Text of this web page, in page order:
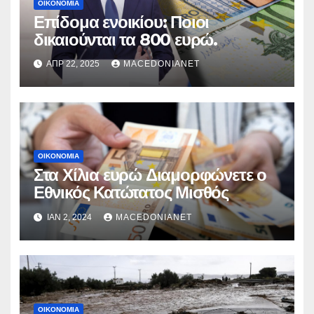
ΟΙΚΟΝΟΜΊΑ
Επίδομα ενοικίου: Ποιοι
δικαιούνται τα 800 ευρώ.
ΑΠΡ 22, 2025 MACEDONIANET
ΟΙΚΟΝΟΜΊΑ
Στα Χίλια ευρώ Διαμορφώνετε ο
Εθνικός Κατώτατος Μισθός
ΙΑΝ 2, 2024 MACEDONIANET
ΟΙΚΟΝΟΜΊΑ